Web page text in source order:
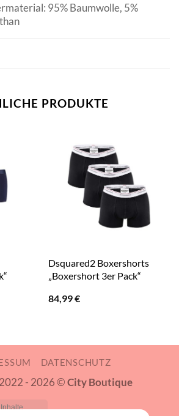
95% Baumwolle, 5%
PRODUKTE
Dsquared2 Boxershorts
„Boxershort 3er Pack“
84,99€
DATENSCHUTZ
- 2026 ©City Boutique